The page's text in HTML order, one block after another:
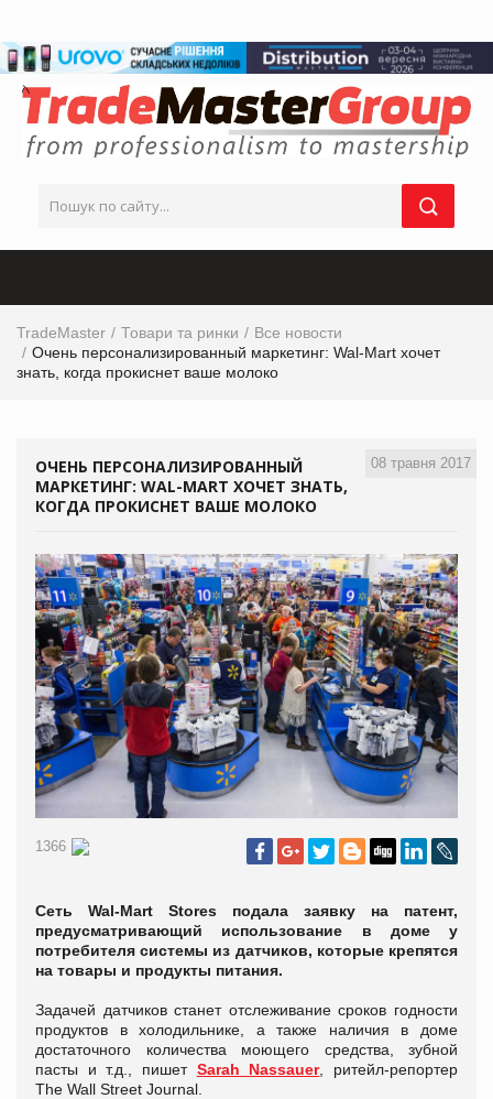
TradeMaster Товари та ринки
Все новости
Очень персонализированный маркетинг: Wal-Mart хочет
знать, когда прокиснет ваше молоко
08 травня 2017
ОЧЕНЬ ПЕРСОНАЛИЗИРОВАННЫЙ
МАРКЕТИНГ: WAL-MART ХОЧЕТ ЗНАТЬ,
КОГДА ПРОКИСНЕТ ВАШЕ МОЛОКО
1366
Сеть Wal-Mart Stores подала заявку на патент,
предусматривающий использование в доме у
потребителя системы из датчиков, которые крепятся
на товары и продукты питания.
Задачей датчиков станет отслеживание сроков годности
продуктов в холодильнике, а также наличия в доме
достаточного количества моющего средства, зубной
пасты и т.д., пишет Sarah Nassauer, ритейл-репортер
The Wall Street Journal.